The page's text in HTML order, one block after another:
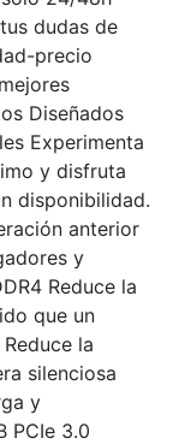
dudas de
precio
Diseñados
Experimenta
y disfruta
disponibilidad.
anterior
y
Reduce la
que un
la
silenciosa
y
PCIe 3.0